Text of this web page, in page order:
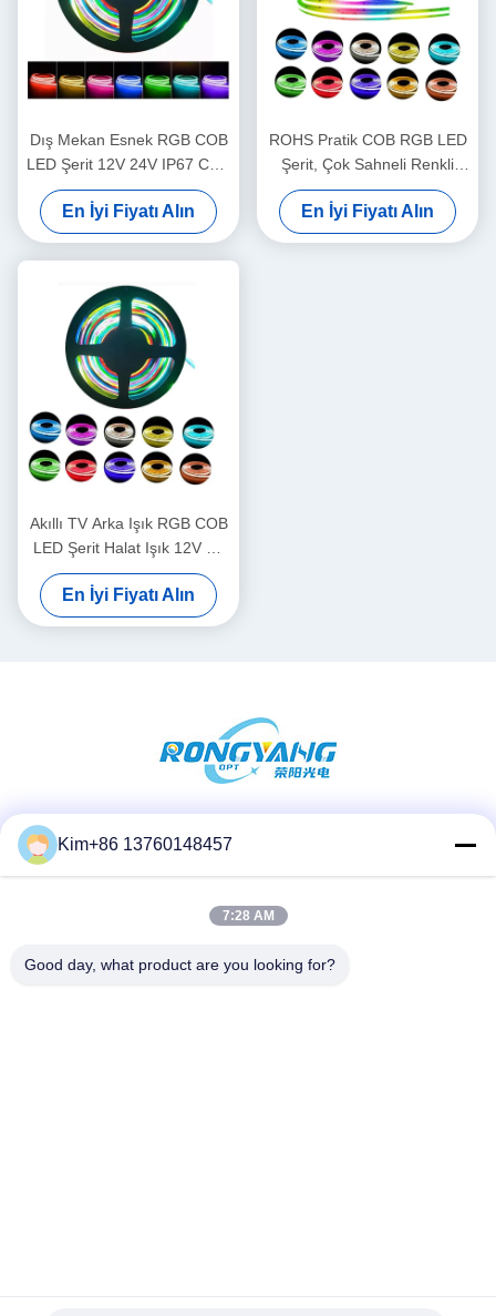
Dış Mekan Esnek RGB COB
LED Şerit 12V 24V IP67 CCT
Kısılabilir Kesilebilir
En İyi Fiyatı Alın
ROHS Pratik COB RGB LED
Şerit, Çok Sahneli Renkli
LED Işık Şeritleri
En İyi Fiyatı Alın
Akıllı TV Arka Işık RGB COB
LED Şerit Halat Işık 12V Su
Geçirmez
En İyi Fiyatı Alın
Sosyal Medya
Kim+86 13760148457
7:28 AM
Good day, what product are you looking for?